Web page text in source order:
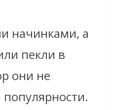
начинками, а
пекли в
они не